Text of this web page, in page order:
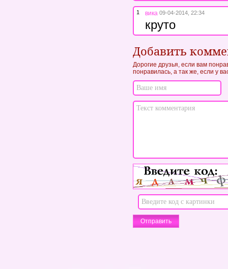
1 вика 09-04-2014, 22:34
круто
Добавить
Дорогие друзья, если вам
понравилась, а так же, если у